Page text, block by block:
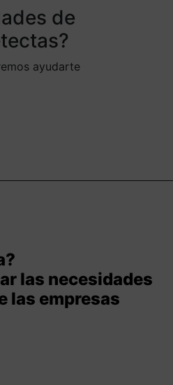
de
ayudarte
las necesidades
las empresas